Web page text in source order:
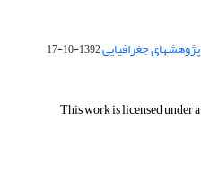
1392-10-17
This work is licensed under a